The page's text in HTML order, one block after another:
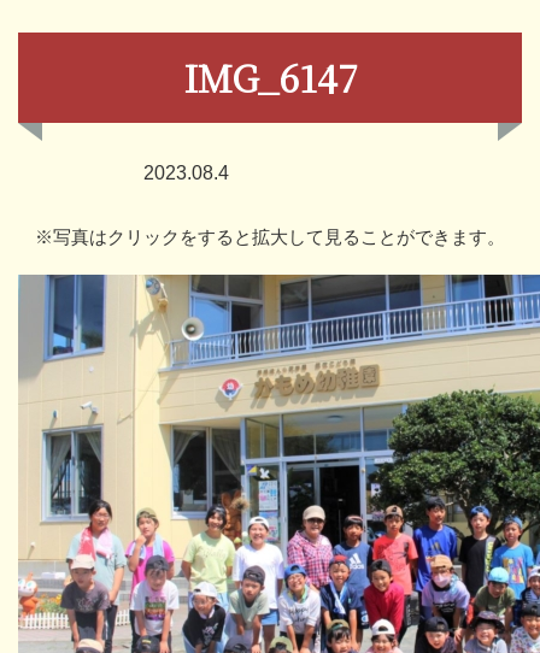
IMG_6147
2023.08.4
※写真はクリックをすると拡大して見ることができます。